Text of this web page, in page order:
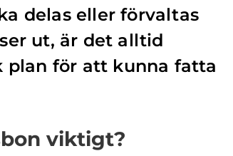
delas eller förvaltas
ut, är det alltid
för att kunna fatta
viktigt?